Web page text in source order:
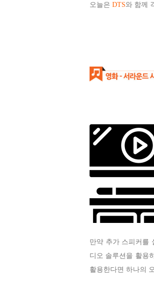
오늘은 DTS와 함께
만약 추가 스피커를
디오 솔루션을 활용
활용한다면 하나의